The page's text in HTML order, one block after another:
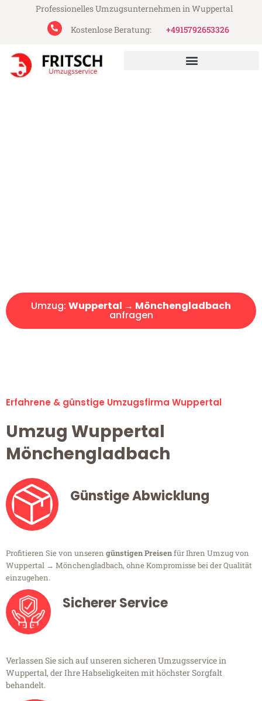
Professionelles Umzugsunternehmen in Wuppertal
Kostenlose Beratung:
+4915792653326
Umzug: Wuppertal → Mönchengladbach
anfragen
Erfahrene & günstige Umzugsfirma Wuppertal
Umzug Wuppertal
Mönchengladbach
Günstige Abwicklung
Profitieren Sie von unseren günstigen Preisenfür Ihren Umzug von
Wuppertal → Mönchengladbach, ohne Kompromisse bei der Qualität
einzugehen.
Sicherer Service
Verlassen Sie sich auf unseren sicheren Umzugsservice in
Wuppertal, der Ihre Habseligkeiten mit höchster Sorgfalt
behandelt.